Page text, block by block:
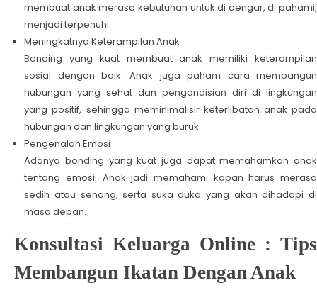
membuat anak merasa kebutuhan untuk di dengar, di pahami,
menjadi terpenuhi.
Meningkatnya Keterampilan Anak
Bonding yang kuat membuat anak memiliki keterampilan
sosial dengan baik. Anak juga paham cara membangun
hubungan yang sehat dan pengondisian diri di lingkungan
yang positif, sehingga meminimalisir keterlibatan anak pada
hubungan dan lingkungan yang buruk.
Pengenalan Emosi
Adanya bonding yang kuat juga dapat memahamkan anak
tentang emosi. Anak jadi memahami kapan harus merasa
sedih atau senang, serta suka duka yang akan dihadapi di
masa depan.
Konsultasi Keluarga Online : Tips
Membangun Ikatan Dengan Anak